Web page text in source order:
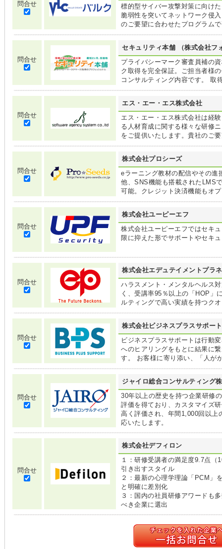
問合せ
標的型サイバー攻撃対策に向け
脆弱性を突いてネットワーク侵
のご要望に合わせたプログラム
問合せ
セキュリティ本舗 （株式会社フ
プライバシーマーク審査員補の
ク取得を完全保証。ご担当者様
コンサルティング内容です。 取
問合せ
エス・エー・エス株式会社
エス・エー・エス株式会社は経
る人材育成に関する様々な研修
をご提供いたします。貴社のご
問合せ
株式会社プロシーズ
eラーニング教材の配信やその進
他、SNS機能も搭載されたLMS
可能。クレジット決済機能もオ
問合せ
株式会社ユーピーエフ
株式会社ユーピーエフではセキ
限に抑えた形でサポートやセキ
問合せ
株式会社エデュテイメントプラ
ハラスメント・メンタルヘルス
く、受講率95％以上の「HOP」
ルティングで高い実績を持つク
問合せ
株式会社ビジネスプラスサポート
ビジネスプラスサポートは行動
へのヒアリングをもとに結果に
す。 お客様に寄り添い、「人が
問合せ
ジャイロ総合コンサルティング
30年以上の歴史を持つ企業研修
評価を得ており、カスタマイズ
高く評価され、年間1,000回以上
応いたします。
問合せ
株式会社デフィロン
１：研修受講者の満足度9.7点（
引き出すスタイル
２：最新の心理学理論「PCM」
と明確に差別化
３：国内の社員研修アワードも
べき企業に選出